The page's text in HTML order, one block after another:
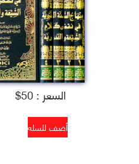
السعر : 50$